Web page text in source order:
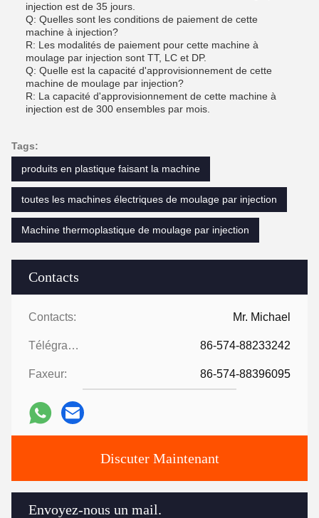
Contacts
Contacts: Mr. Michael
Télégramme: 86-574-88233242
Faxeur: 86-574-88396095
Discuter Maintenant
Envoyez-nous un mail.
injection est de 35 jours.
Q: Quelles sont les conditions de paiement de cette
machine à injection?
R: Les modalités de paiement pour cette machine à
moulage par injection sont TT, LC et DP.
Q: Quelle est la capacité d'approvisionnement de cette
machine de moulage par injection?
R: La capacité d'approvisionnement de cette machine à
injection est de 300 ensembles par mois.
Tags:
produits en plastique faisant la machine
toutes les machines électriques de moulage par injection
Machine thermoplastique de moulage par injection